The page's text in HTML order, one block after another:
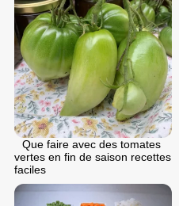
Que faire avec des tomates
vertes en fin de saison recettes
faciles